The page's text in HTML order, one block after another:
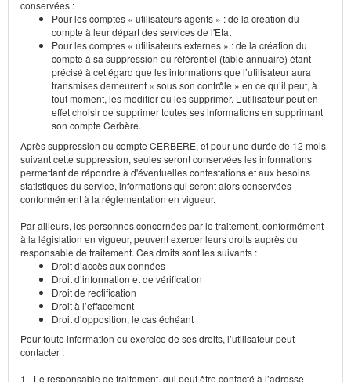
conservées :
Pour les comptes « utilisateurs agents » : de la création du
compte à leur départ des services de l'Etat
Pour les comptes « utilisateurs externes » : de la création du
compte à sa suppression du référentiel (table annuaire) étant
précisé à cet égard que les informations que l’utilisateur aura
transmises demeurent « sous son contrôle » en ce qu’il peut, à
tout moment, les modifier ou les supprimer. L’utilisateur peut en
effet choisir de supprimer toutes ses informations en supprimant
son compte Cerbère.
Après suppression du compte CERBERE, et pour une durée de 12 mois
suivant cette suppression, seules seront conservées les informations
permettant de répondre à d'éventuelles contestations et aux besoins
statistiques du service, informations qui seront alors conservées
conformément à la réglementation en vigueur.
Par ailleurs, les personnes concernées par le traitement, conformément
à la législation en vigueur, peuvent exercer leurs droits auprès du
responsable de traitement. Ces droits sont les suivants :
Droit d’accès aux données
Droit d’information et de vérification
Droit de rectification
Droit à l’effacement
Droit d’opposition, le cas échéant
Pour toute information ou exercice de ses droits, l’utilisateur peut
contacter :
1 - Le responsable de traitement, qui peut être contacté à l’adresse